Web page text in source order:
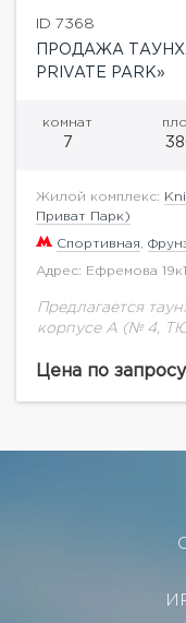
ID 7368
ПРОДАЖА
PRIVATE PARK»
комнат
7
Жилой комплекс:
Приват Парк)
Спортивная
Адрес: Ефремова 19к1
Предлагается
корпусе А (№ 4,
класса De Luxe,
Цена по запросу